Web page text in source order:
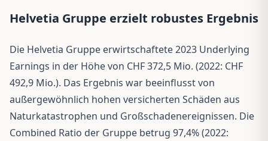
Helvetia Gruppe erzielt robustes Ergebnis
Die Helvetia Gruppe erwirtschaftete 2023 Underlying
Earnings in der Höhe von CHF 372,5 Mio. (2022: CHF
492,9 Mio.). Das Ergebnis war beeinflusst von
außergewöhnlich hohen versicherten Schäden aus
Naturkatastrophen und Großschadenereignissen. Die
Combined Ratio der Gruppe betrug 97,4% (2022: